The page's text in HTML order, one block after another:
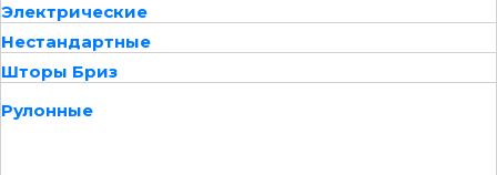
Электрические
Нестандартные
Шторы Бриз
Рулонные